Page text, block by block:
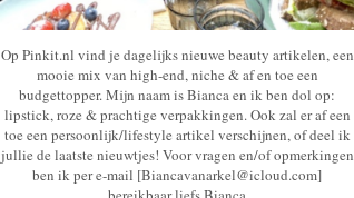
Op Pinkit.nl vind je dagelijks nieuwe beauty artikelen, een
mooie mix van high-end, niche & af en toe een
budgettopper. Mijn naam is Bianca en ik ben dol op:
lipstick, roze & prachtige verpakkingen. Ook zal er af een
toe een persoonlijk/lifestyle artikel verschijnen, of deel ik
jullie de laatste nieuwtjes! Voor vragen en/of opmerkingen
ben ik per e-mail [Biancavanarkel@icloud.com]